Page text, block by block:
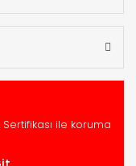
ile koruma